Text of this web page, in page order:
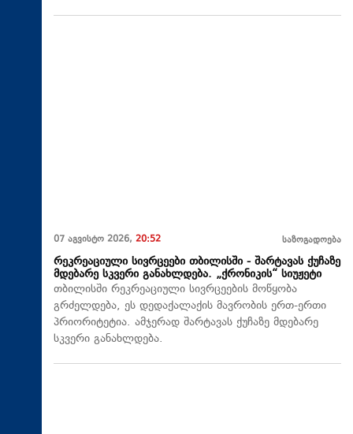
07 აგვისტო 2026, 20:52 საზოგადოება
რეკრეაციული სივრცეები თბილისში - შარტავას ქუჩაზე
მდებარე სკვერი განახლდება. „ქრონიკის“ სიუჟეტი
თბილისში რეკრეაციული სივრცეების მოწყობა
გრძელდება, ეს დედაქალაქის მავრობის ერთ-ერთი
პრიორიტეტია. ამჯერად შარტავას ქუჩაზე მდებარე
სკვერი განახლდება.